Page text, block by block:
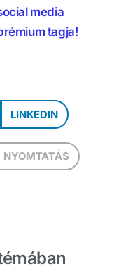
media
tagja!
LINKEDIN
NYOMTATÁS